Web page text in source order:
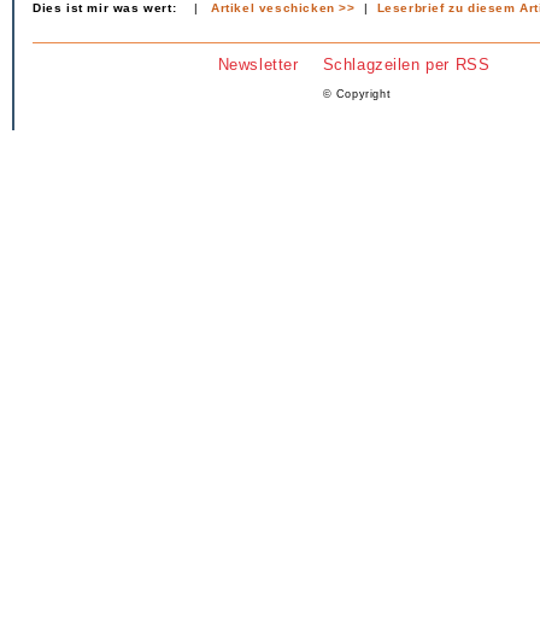
Dies ist mir was wert: |Artikel veschicken >> | Leserbrief zu diesem
Newsletter Schlagzeilen per RSS
© Copyright